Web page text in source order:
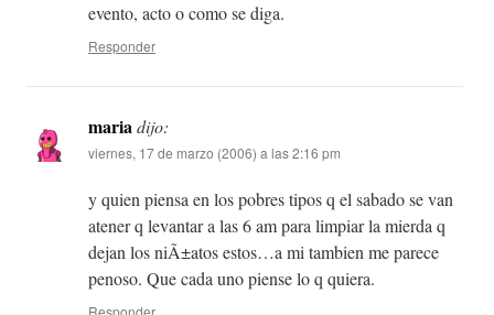
evento, acto o como se diga.
Responder
mariadijo:
viernes, 17 de marzo (2006) a las 2:16 pm
y quien piensa en los pobres tipos q el sabado se van
atener q levantar a las 6 am para limpiar la mierda q
dejan los niÃ±atos estos…a mi tambien me parece
penoso. Que cada uno piense lo q quiera.